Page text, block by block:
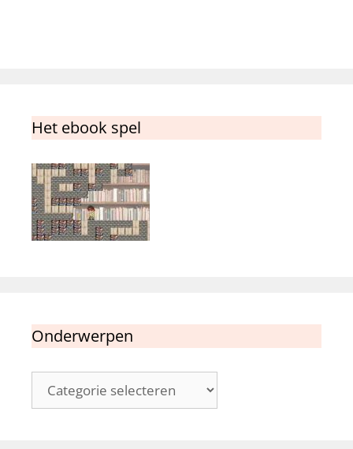
Het ebook spel
Onderwerpen